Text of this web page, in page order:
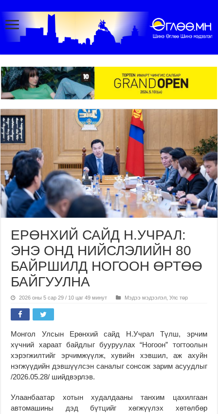
ЕРӨНХИЙ САЙД Н.УЧРАЛ:
ЭНЭ ОНД НИЙСЛЭЛИЙН 80
БАЙРШИЛД НОГООН ӨРТӨӨ
БАЙГУУЛНА
2026 оны 5 сар 29 / 10 цаг 49 минут Мэдээ мэдээлэл ,Улс төр
Монгол Улсын Ерөнхий сайд Н.Учрал Түлш, эрчим
хүчний хараат байдлыг бууруулах “Ногоон” тогтоолын
хэрэгжилтийг эрчимжүүлж, хувийн хэвшил, аж ахуйн
нэгжүүдийн дэвшүүлсэн саналыг сонсож зарим асуудлыг
/2026.05.28/ шийдвэрлэв.
Улаанбаатар хотын худалдааны танхим цахилгаан
автомашины дэд бүтцийг хөгжүүлэх хөтөлбөр